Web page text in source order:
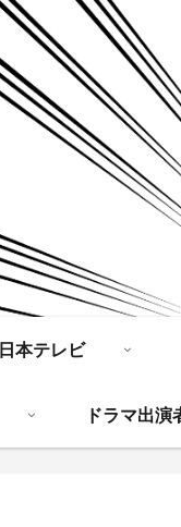
日本テレビ
ドラマ出演